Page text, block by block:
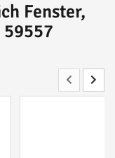
Fenster,